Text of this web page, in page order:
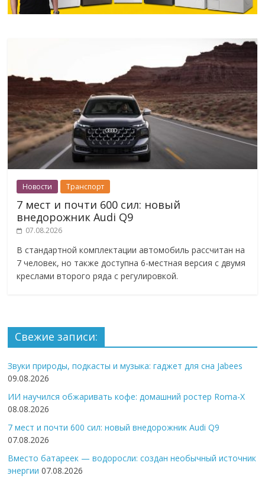
Новости Транспорт
7 мест и почти 600 сил: новый
внедорожник Audi Q9
07.08.2026
В стандартной комплектации автомобиль рассчитан на
7 человек, но также доступна 6-местная версия с двумя
креслами второго ряда с регулировкой.
Свежие записи:
Звуки природы, подкасты и музыка: гаджет для сна Jabees
09.08.2026
ИИ научился обжаривать кофе: домашний ростер Roma-X
08.08.2026
7 мест и почти 600 сил: новый внедорожник Audi Q9
07.08.2026
Вместо батареек — водоросли: создан необычный источник
энергии 07.08.2026